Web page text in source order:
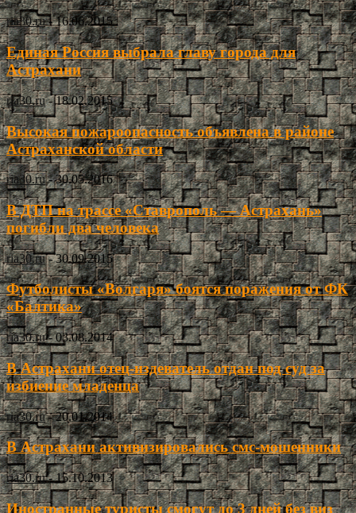
ria30.ru - 16.06.2015
Единая Россия выбрала главу города для
Астрахани
ria30.ru - 18.02.2015
Высокая пожароопасность объявлена в районе
Астраханской области
ria30.ru - 30.05.2016
В ДТП на трассе «Ставрополь — Астрахань»
погибли два человека
ria30.ru - 30.09.2015
Футболисты «Волгаря» боятся поражения от ФК
«Балтика»
ria30.ru - 03.08.2014
В Астрахани отец-издеватель отдан под суд за
избиение младенца
ria30.ru - 20.01.2014
В Астрахани активизировались смс-мошенники
ria30.ru - 15.10.2013
Иностранные туристы смогут до 3 дней без виз